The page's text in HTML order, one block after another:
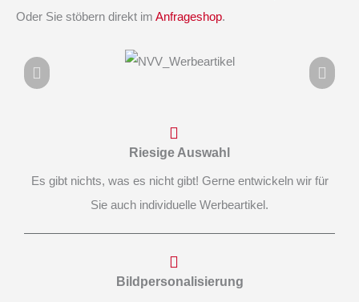
Oder Sie stöbern direkt im Anfrageshop.
Riesige Auswahl
Es gibt nichts, was es nicht gibt! Gerne entwickeln wir für
Sie auch individuelle Werbeartikel.
Bildpersonalisierung